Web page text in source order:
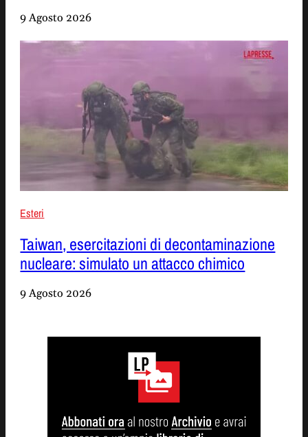
9 Agosto 2026
Esteri
Taiwan, esercitazioni di decontaminazione
nucleare: simulato un attacco chimico
9 Agosto 2026